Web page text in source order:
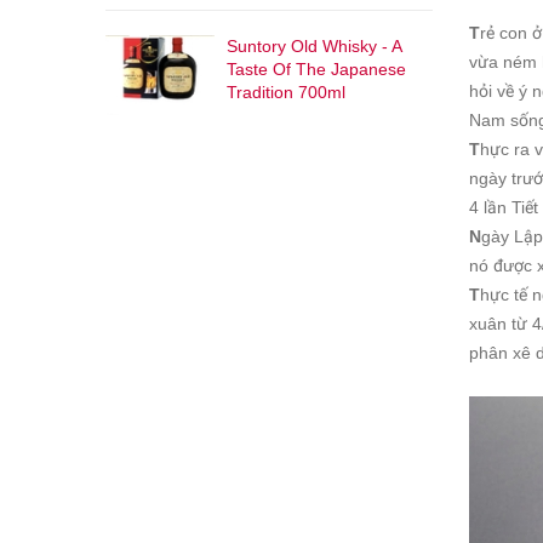
Suntory Old Whisky - A
Taste Of The Japanese
Tradition 700ml
Trẻ con
vừa ném
hỏi về ý
Nam
Thực ra
ngày
4 lần
Ngày
nó được
Thực tế
xuân từ
phân xê